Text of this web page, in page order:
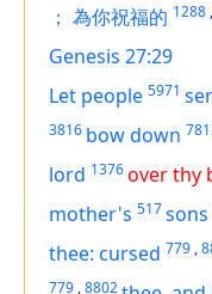
； 為你祝福的 1288 ,
Genesis 27:29
Let people 5971
3816 bow down
lord 1376over thy
mother's 517sons
thee: cursed 779 ,
779 ,8802